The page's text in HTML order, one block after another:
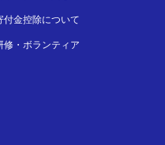
付金控除について
修・ボランティア